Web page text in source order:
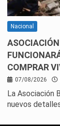
Nacional
COMPRAR
07/08/2026
La Asociación
nuevos